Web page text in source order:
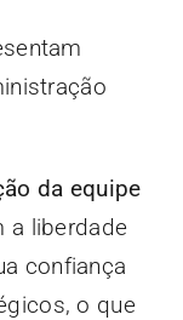
da equipe
a liberdade
confiança
o que